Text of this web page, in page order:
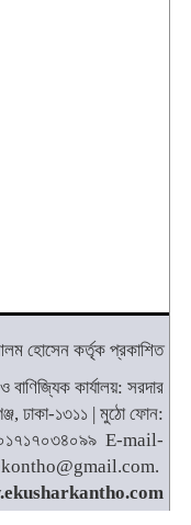
হোসেন কর্তৃক প্রকাশিত
ও বাণিজ্যিক কার্যালয়: সরদার
ঢাকা-১৩১১ | মুঠো ফোন:
E-mail-